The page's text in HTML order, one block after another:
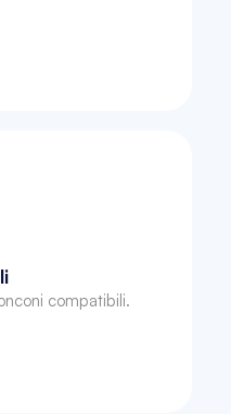
compatibili.